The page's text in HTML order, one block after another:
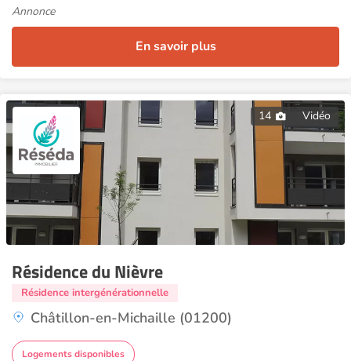
Annonce
En savoir plus
14 Vidéo
Résidence du Nièvre
Résidence intergénérationnelle
Châtillon-en-Michaille (01200)
Logements disponibles